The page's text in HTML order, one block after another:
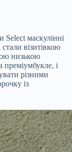
Select маскулінні
візитівкою
низькою
преміумбукле, і
різними
із